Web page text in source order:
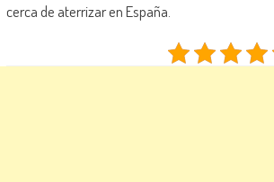
cerca de aterrizar en España.